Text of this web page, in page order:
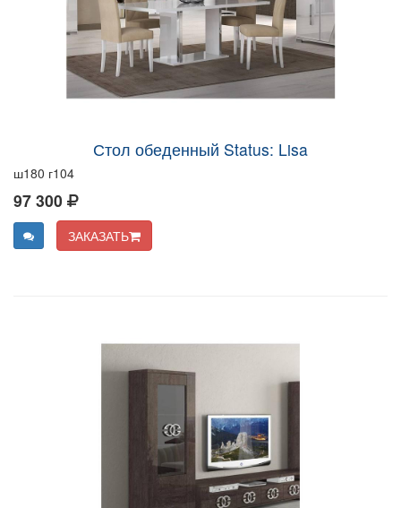
Стол обеденный Status: Lisa
ш180 г104
97 300
ЗАКАЗАТЬ